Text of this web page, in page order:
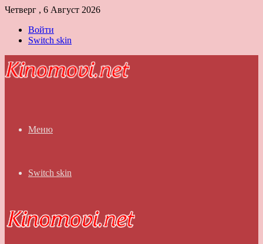
Четверг , 6 Август 2026
Войти
Switch skin
Меню
Switch skin